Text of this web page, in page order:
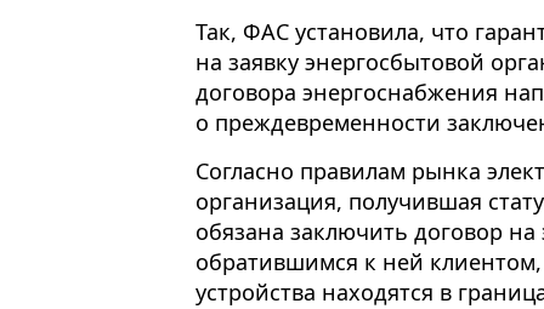
Так, ФАС установила, что
на заявку энергосбытовой
договора энергоснабжения
о преждевременности
Согласно правилам рынка
организация, получившая
обязана заключить договор
обратившимся к ней
устройства находятся в